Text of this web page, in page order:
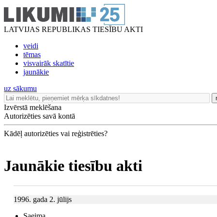
LATVIJAS REPUBLIKAS TIESĪBU AKTI
veidi
tēmas
visvairāk skatītie
jaunākie
uz sākumu
Izvērstā meklēšana
Autorizēties savā kontā
Kādēļ autorizēties vai reģistrēties?
Jaunākie tiesību akti
1996. gada 2. jūlijs